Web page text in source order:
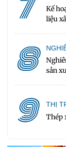
Kế
liệu
8
sản
9 THỊ
Thép